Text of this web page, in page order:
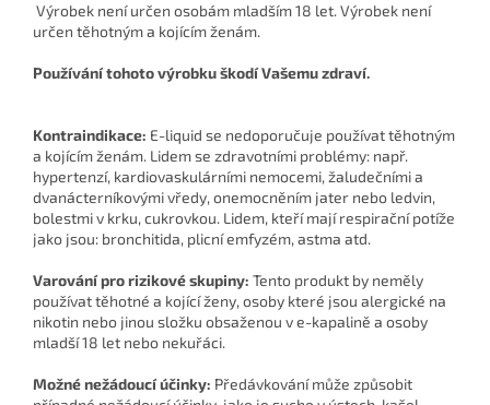
Výrobek není určen osobám mladším 18 let. Výrobek není
určen těhotným a kojícím ženám.
Používání tohoto výrobku škodí Vašemu zdraví.
Kontraindikace: E-liquid se nedoporučuje používat těhotným
a kojícím ženám. Lidem se zdravotními problémy: např.
hypertenzí, kardiovaskulárními nemocemi, žaludečními a
dvanácterníkovými vředy, onemocněním jater nebo ledvin,
bolestmi v krku, cukrovkou. Lidem, kteří mají respirační potíže
jako jsou: bronchitida, plicní emfyzém, astma atd.
Varování pro rizikové skupiny: Tento produkt by neměly
používat těhotné a kojící ženy, osoby které jsou alergické na
nikotin nebo jinou složku obsaženou v e-kapalině a osoby
mladší 18 let nebo nekuřáci.
Možné nežádoucí účinky: Předávkování může způsobit